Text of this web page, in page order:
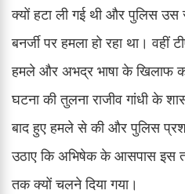
क्यों हटा ली गई थी और पुलिस
बनर्जी पर हमला हो रहा था। वहीं
हमले और अभद्र भाषा के खिलाफ
घटना की तुलना राजीव गांधी के
बाद हुए हमले से की और पुलिस
उठाए कि अभिषेक के आसपास इस
तक क्यों चलने दिया गया।